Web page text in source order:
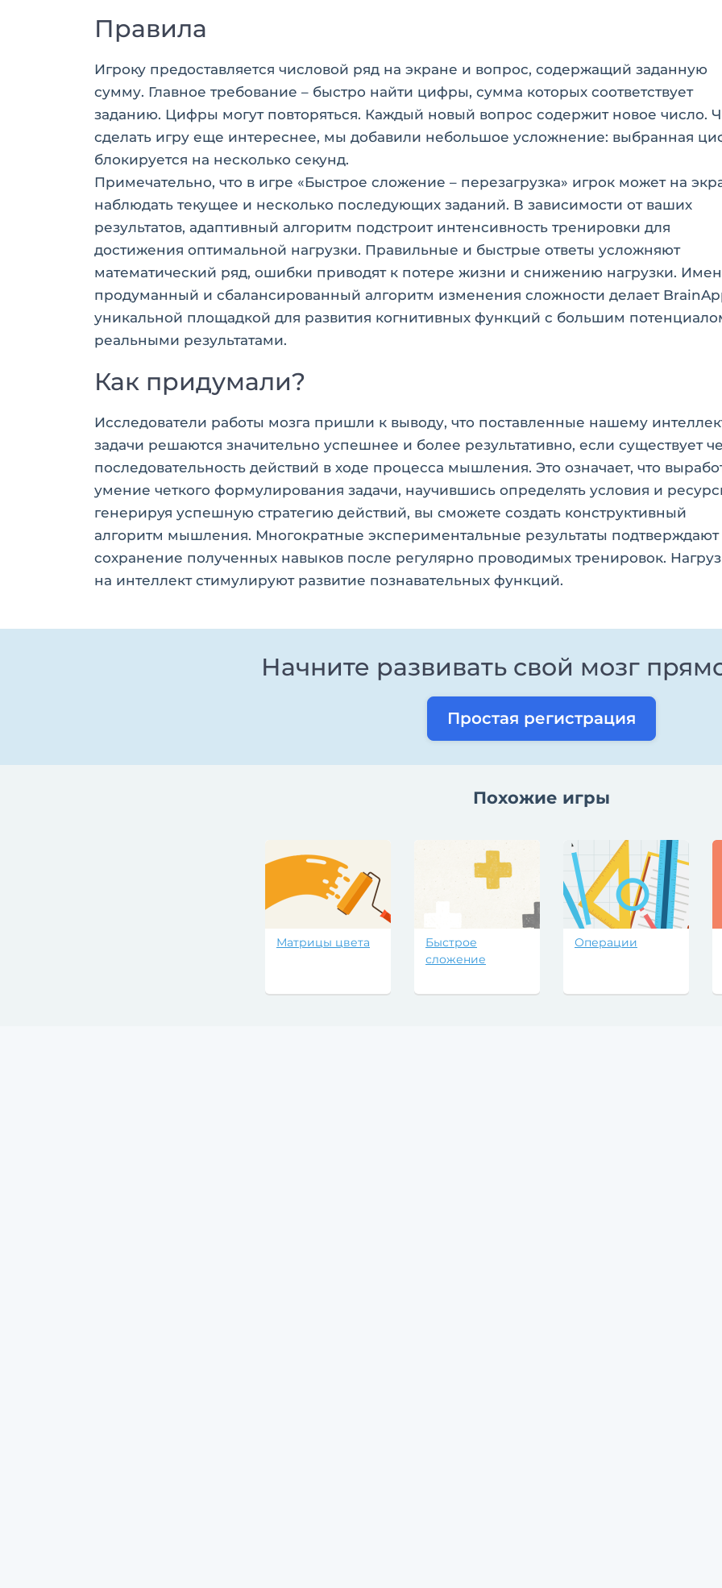
Правила
Игроку предоставляется числовой ряд на экране и вопрос, содержащий заданную
сумму. Главное требование – быстро найти цифры, сумма которых соответствует
заданию. Цифры могут повторяться. Каждый новый вопрос содержит новое число.
сделать игру еще интереснее, мы добавили небольшое усложнение: выбранная
блокируется на несколько секунд.
Примечательно, что в игре «Быстрое сложение – перезагрузка» игрок может на
наблюдать текущее и несколько последующих заданий. В зависимости от ваших
результатов, адаптивный алгоритм подстроит интенсивность тренировки для
достижения оптимальной нагрузки. Правильные и быстрые ответы усложняют
математический ряд, ошибки приводят к потере жизни и снижению нагрузки.
продуманный и сбалансированный алгоритм изменения сложности делает
уникальной площадкой для развития когнитивных функций с большим
реальными результатами.
Как придумали?
Исследователи работы мозга пришли к выводу, что поставленные нашему
задачи решаются значительно успешнее и более результативно, если существует
последовательность действий в ходе процесса мышления. Это означает, что
умение четкого формулирования задачи, научившись определять условия и
генерируя успешную стратегию действий, вы сможете создать конструктивный
алгоритм мышления. Многократные экспериментальные результаты подтверждают
сохранение полученных навыков после регулярно проводимых тренировок.
на интеллект стимулируют развитие познавательных функций.
Начните развивать свой мозг
Простая регистрация
Похожие игры
Матрицы цвета
Быстрое
сложение
Операции